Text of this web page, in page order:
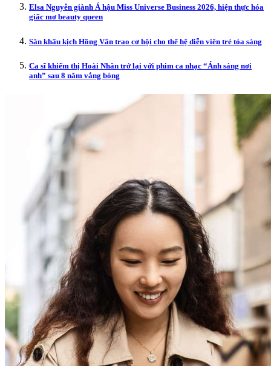
Elsa Nguyễn giành Á hậu Miss Universe Business 2026, hiện thực hóa
giấc mơ beauty queen
Sân khấu kịch Hồng Vân trao cơ hội cho thế hệ diễn viên trẻ tỏa sáng
Ca sĩ khiếm thị Hoài Nhân trở lại với phim ca nhạc “Ánh sáng nơi
anh” sau 8 năm vắng bóng